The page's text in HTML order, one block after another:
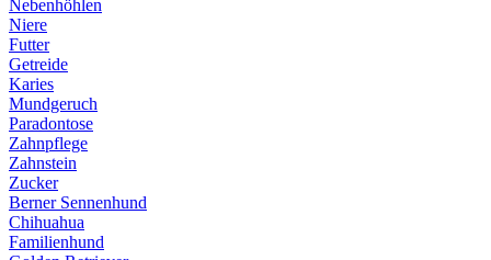
Nebenhöhlen
Niere
Futter
Getreide
Karies
Mundgeruch
Paradontose
Zahnpflege
Zahnstein
Zucker
Berner Sennenhund
Chihuahua
Familienhund